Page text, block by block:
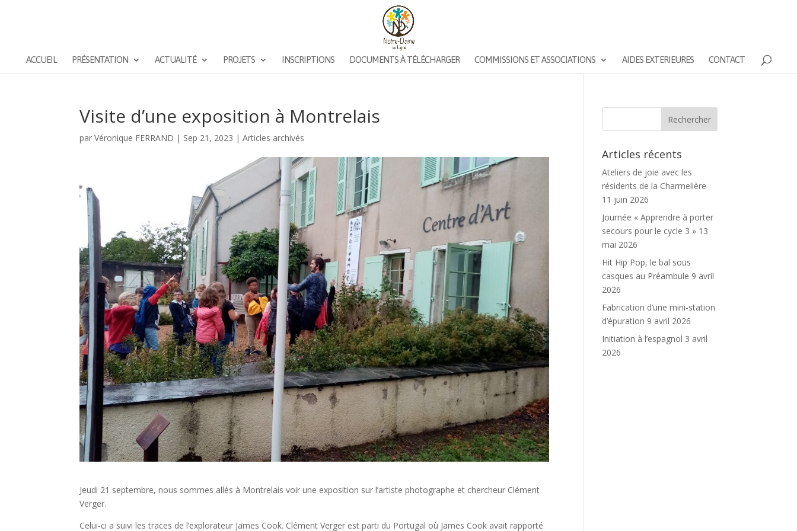
ACCUEIL PRÉSENTATION ACTUALITÉ PROJETS INSCRIPTIONS DOCUMENTS À TÉLÉCHARGER COMMISSIONS ET ASSOCIATIONS AIDES EXTERIEURES CONTACT
Visite d’une exposition à Montrelais
parVéronique FERRAND | Sep 21, 2023 |Articles archivés
Jeudi 21 septembre, nous sommes allés à Montrelais voir une exposition sur l’artiste photographe et chercheur Clément
Verger.
Celui-ci a suivi les traces de l’explorateur James Cook. Clément Verger est parti du Portugal où James Cook avait rapporté
Articles récents
Ateliers de joie avec les
résidents de la Charmelière
11 juin 2026
Journée « Apprendre à porter
secours pour le cycle 3 » 13
mai 2026
Hit Hip Pop, le bal sous
casques au Préambule 9 avril
2026
Fabrication d’une mini-station
d’épuration 9 avril 2026
Initiation à l’espagnol 3 avril
2026